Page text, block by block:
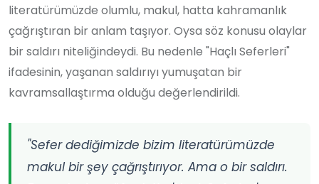
literatürümüzde olumlu, makul, hatta kahramanlık
çağrıştıran bir anlam taşıyor. Oysa söz konusu olaylar
bir saldırı niteliğindeydi. Bu nedenle "Haçlı Seferleri"
ifadesinin, yaşanan saldırıyı yumuşatan bir
kavramsallaştırma olduğu değerlendirildi.
"Sefer dediğimizde bizim literatürümüzde
makul bir şey çağrıştırıyor. Ama o bir saldırı.